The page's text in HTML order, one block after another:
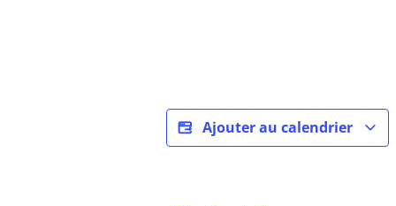
Ajouter au calendrier